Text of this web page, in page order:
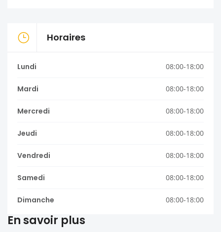
Horaires
Lundi 08:00-18:00
Mardi 08:00-18:00
Mercredi 08:00-18:00
Jeudi 08:00-18:00
Vendredi 08:00-18:00
Samedi 08:00-18:00
Dimanche 08:00-18:00
En savoir plus